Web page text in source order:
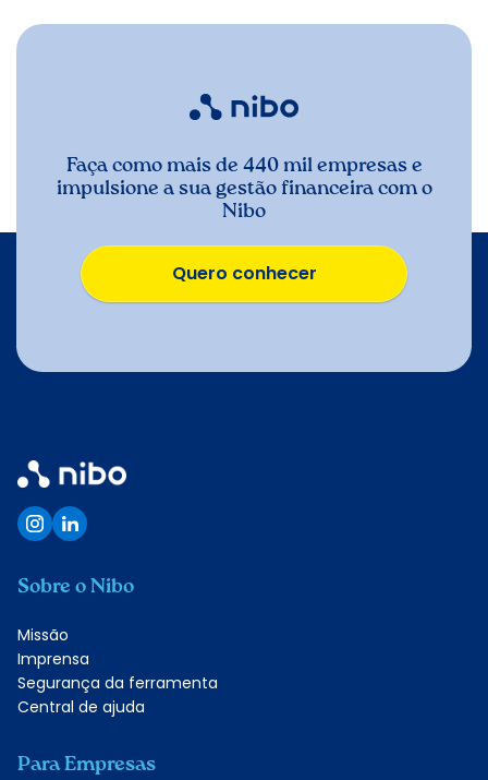
Faça como mais de 440 mil empresas e
impulsione a sua gestão financeira com o
Nibo
Quero conhecer
Sobre o Nibo
Missão
Imprensa
Segurança da ferramenta
Central de ajuda
Para Empresas